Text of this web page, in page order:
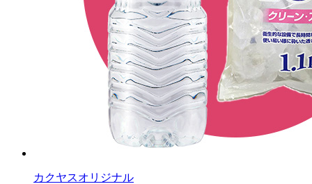
カクヤスオリジナル